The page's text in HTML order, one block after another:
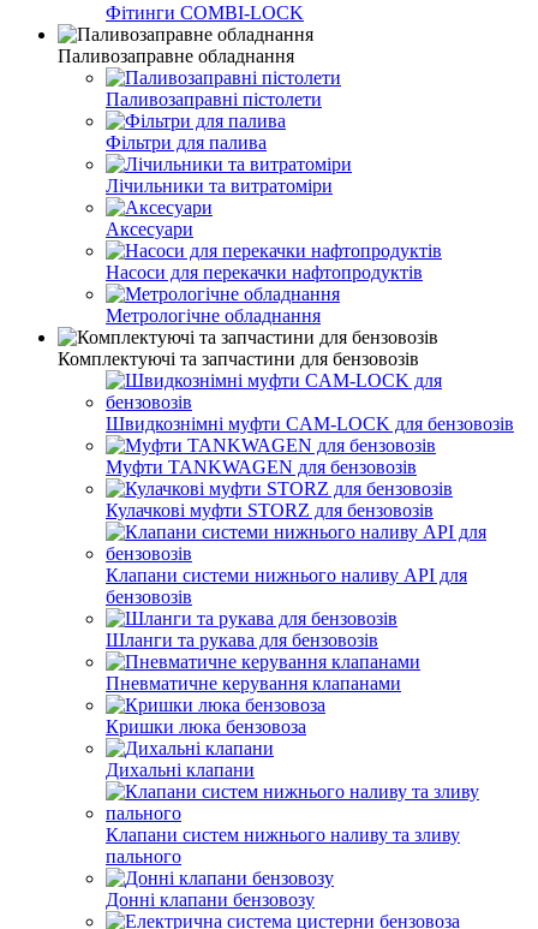
Фітинги СOMBI-LOCK
Паливозаправне обладнання
Паливозаправні пістолети
Фільтри для палива
Лічильники та витратоміри
Аксесуари
Насоси для перекачки нафтопродуктів
Метрологічне обладнання
Комплектуючі та запчастини для бензовозів
Швидкознімні муфти CAM-LOCK для бензовозів
Муфти TANKWAGEN для бензовозів
Кулачкові муфти STORZ для бензовозів
Клапани системи нижнього наливу API для
бензовозів
Шланги та рукава для бензовозів
Пневматичне керування клапанами
Кришки люка бензовоза
Дихальні клапани
Клапани систем нижнього наливу та зливу
пального
Донні клапани бензовозу